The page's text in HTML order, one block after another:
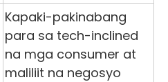
Kapaki-pakinabang
para sa tech-inclined
na mga consumer at
maliliit na negosyo